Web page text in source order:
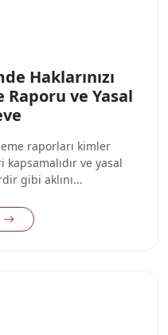
Haklarınızı
ve Yasal
raporları kimler
kapsamalıdır ve yasal
gibi aklını...